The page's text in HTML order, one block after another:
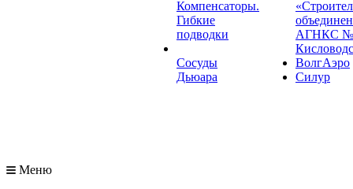
Компенсаторы.
Гибкие
подводки
Сосуды
Дьюара
АГНКС
ВолгАэро
Силур
Меню